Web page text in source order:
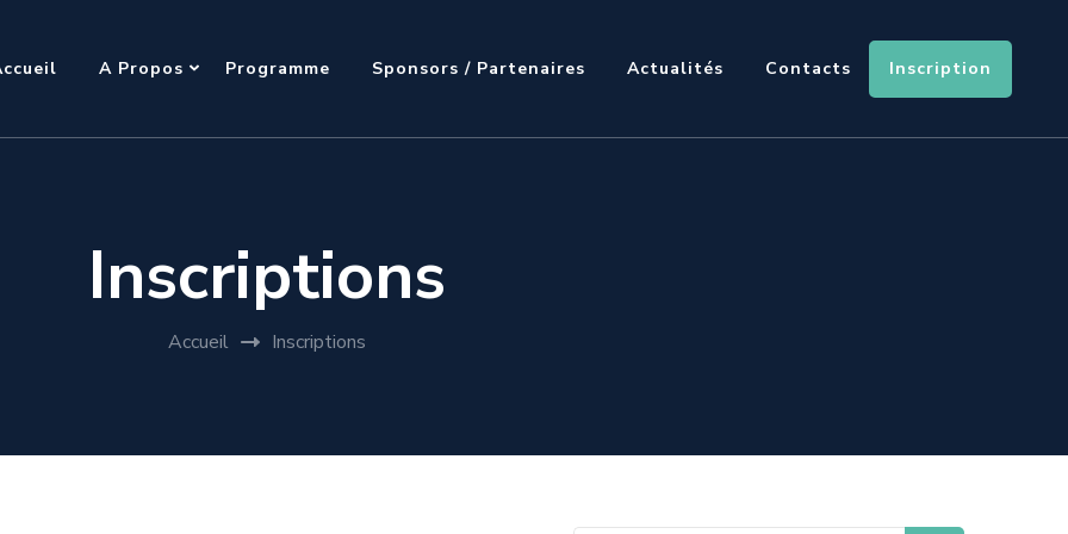
A Propos Programme Sponsors / Partenaires Actualités Contacts Inscription
Inscriptions
Accueil Inscriptions